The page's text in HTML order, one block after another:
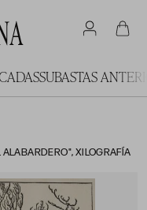
SUBASTAS
ALABARDERO", XILOGRAFÍA